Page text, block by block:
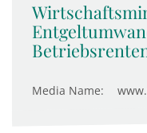
Media Name: